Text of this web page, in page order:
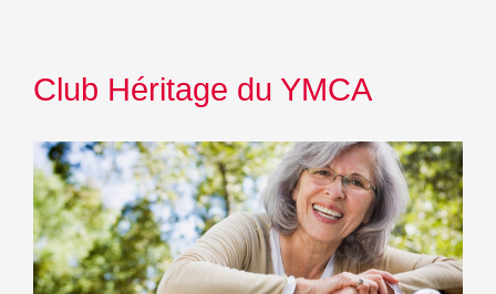
Club Héritage du YMCA